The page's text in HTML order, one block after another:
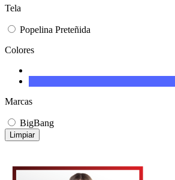
Tela
Popelina Preteñida
Colores
Marcas
BigBang
Limpiar